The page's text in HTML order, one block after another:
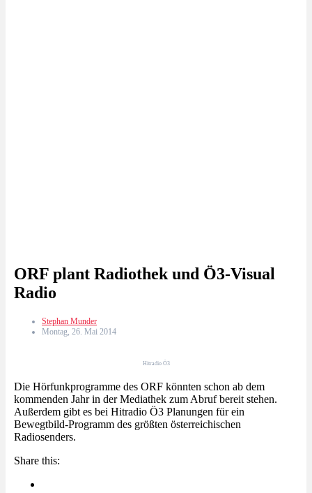
ORF plant Radiothek und Ö3-Visual
Radio
Stephan Munder
Montag, 26. Mai 2014
Hitradio Ö3
Die Hörfunkprogramme des ORF könnten schon ab dem
kommenden Jahr in der Mediathek zum Abruf bereit stehen.
Außerdem gibt es bei Hitradio Ö3 Planungen für ein
Bewegtbild-Programm des größten österreichischen
Radiosenders.
Share this: